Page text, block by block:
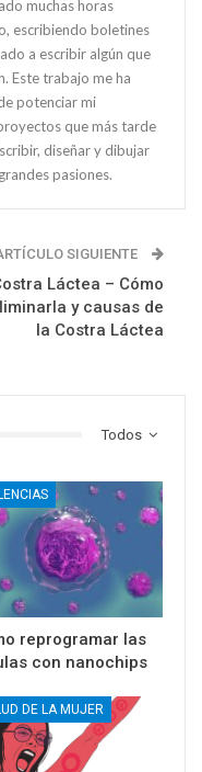
muchas horas
escribiendo boletines
a escribir algún que
Este trabajo me ha
potenciar mi
que más tarde
diseñar y dibujar
pasiones.
SIGUIENTE
Láctea – Cómo
y causas de
la Costra Láctea
Todos
reprogramar las
con nanochips
DE LA MUJER